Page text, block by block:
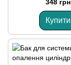
348 грн
Купити